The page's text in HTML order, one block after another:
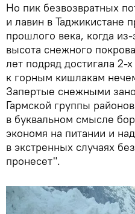
Но пик безвозвратных
и лавин в Таджикистане
прошлого века, когда
высота снежного
лет подряд достигала 2-
к горным кишлакам
Запертые снежными
Гармской группы
в буквальном смысле
экономя на питании и
в экстренных случаях
пронесет".